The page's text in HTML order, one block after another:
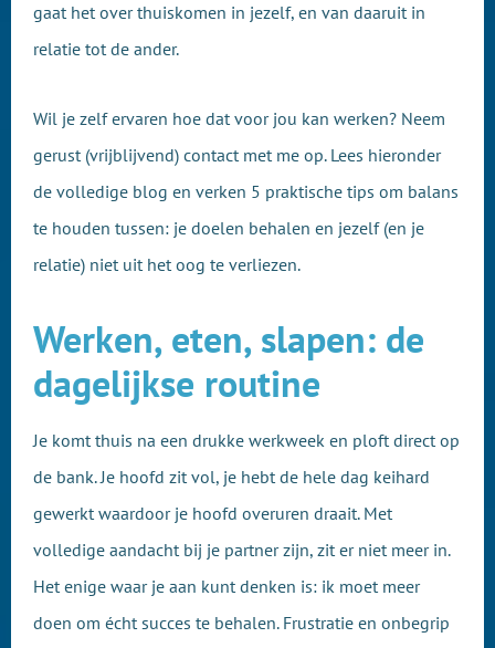
gaat het over thuiskomen in jezelf, en van daaruit in
relatie tot de ander.
Wil je zelf ervaren hoe dat voor jou kan werken? Neem
gerust (vrijblijvend) contact met me op. Lees hieronder
de volledige blog en verken 5 praktische tips om balans
te houden tussen: je doelen behalen en jezelf (en je
relatie) niet uit het oog te verliezen.
Werken, eten, slapen: de
dagelijkse routine
Je komt thuis na een drukke werkweek en ploft direct op
de bank. Je hoofd zit vol, je hebt de hele dag keihard
gewerkt waardoor je hoofd overuren draait. Met
volledige aandacht bij je partner zijn, zit er niet meer in.
Het enige waar je aan kunt denken is: ik moet meer
doen om écht succes te behalen. Frustratie en onbegrip